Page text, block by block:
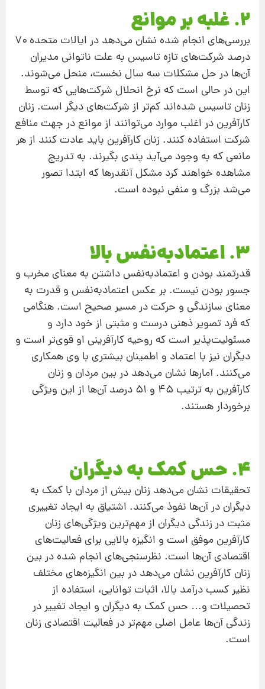
۲. غلبه بر موانع
بررسی‌های انجام شده نشان می‌دهد در ایالات متحده ۷۰
درصد شرکت‌های تازه تاسیس به علت ناتوانی مدیران
آن‌ها در حل مشکلات سه سال نخست، منحل می‌شوند.
این در حالی است که نرخ انحلال شرکت‌هایی که توسط
زنان تاسیس شده‌اند کم‌تر از شرکت‌های دیگر است. زنان
کارآفرین در اغلب موارد می‌توانند از موانع در جهت منافع
شرکت استفاده کنند. زنان کارآفرین باید عادت کنند از هر
مانعی که به وجود می‌آید پندی بگیرند. به تدریج
مشاهده خواهند کرد مشکل آنقدرها که ابتدا تصور
می‌شد بزرگ و منفی نبوده است.
۳. اعتمادبه‌نفس بالا
قدرتمند بودن و اعتمادبه‌نفس داشتن به معنای مخرب و
جسور بودن نیست. بر عکس اعتمادبه‌نفس و قدرت به
معنای سازندگی و حرکت در مسیر صحیح است. هنگامی
که فرد تصویر ذهنی درست و مثبتی از خود دارد و
مسئولیت‌پذیر است که روحیه کارآفرینی او قوی‌تر است و
دیگران نیز با اعتماد و اطمینان بیشتری با وی همکاری
می‌کنند. آمارها نشان می‌دهد در بین مردان و زنان
کارآفرین به ترتیب ۴۵ و ۵۱ درصد آن‌ها از این ویژگی
برخوردار هستند.
۴. حس کمک به دیگران
تحقیقات نشان می‌دهد زنان بیش از مردان با کمک به
دیگران در آن‌ها نفوذ می‌کنند. اشتیاق به ایجاد تغییری
مثبت در زندگی دیگران از مهم‌ترین ویژگی‌های زنان
کارآفرین موفق است و انگیزه بالایی برای فعالیت‌های
اقتصادی آن‌ها است. نظرسنجی‌های انجام شده در بین
زنان کارآفرین نشان می‌دهد در بین انگیزه‌های مختلف
نظیر کسب درآمد بالا، اثبات توانایی، استفاده از
تحصیلات و… حس کمک به دیگران و ایجاد تغییر در
زندگی آن‌ها عامل اصلی مهم‌تر در فعالیت اقتصادی زنان
است.